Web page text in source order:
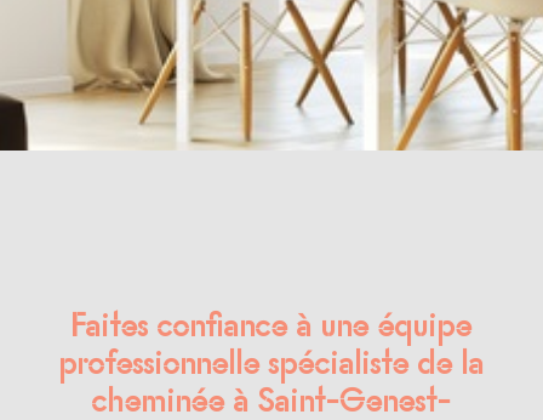
Faites confiance à une équipe
professionnelle spécialiste de la
cheminée à Saint-Genest-